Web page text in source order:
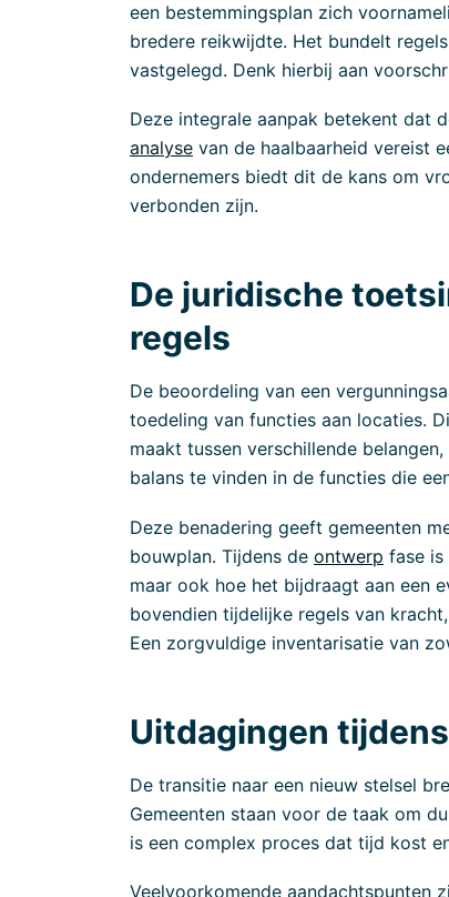
een bestemmingsplan zich
bredere reikwijdte. Het bundelt
vastgelegd. Denk hierbij aan
Deze integrale aanpak betekent dat
analyse van de haalbaarheid vereist
ondernemers biedt dit de kans om
verbonden zijn.
De juridische
regels
De beoordeling van een
toedeling van functies aan locaties.
maakt tussen verschillende
balans te vinden in de functies die
Deze benadering geeft gemeenten
bouwplan. Tijdens de ontwerp fase is
maar ook hoe het bijdraagt aan een
bovendien tijdelijke regels van
Een zorgvuldige inventarisatie van
Uitdagingen
De transitie naar een nieuw stelsel
Gemeenten staan voor de taak om
is een complex proces dat tijd kost
Veelvoorkomende aandachtspunten